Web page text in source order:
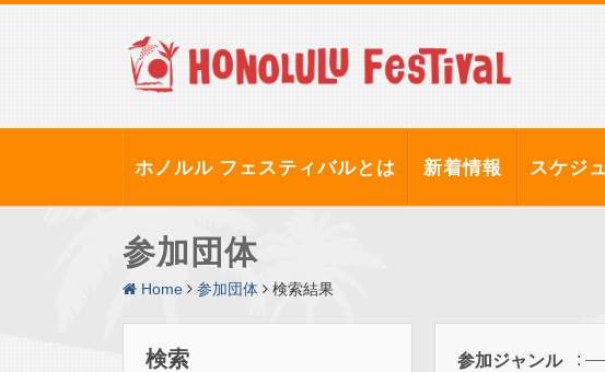
ホノルル フェスティバルとは 新着情報 スケジ
参加団体
Home 参加団体 検索結果
検索 参加ジャンル
: